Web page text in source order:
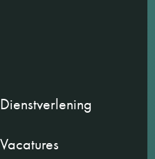
Dienstverlening
Vacatures